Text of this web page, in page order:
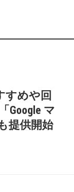
すめや回
Google マ
提供開始